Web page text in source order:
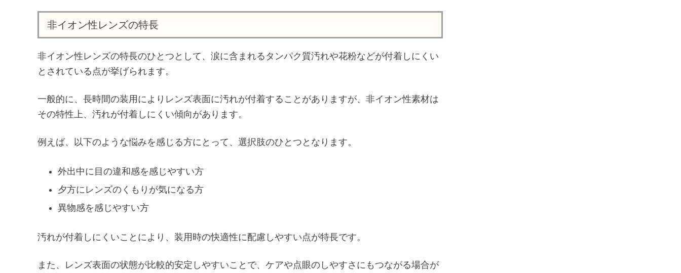
非イオン性レンズの特長
非イオン性レンズの特長のひとつとして、涙に含まれるタンパク質汚れや花粉などが付着しにくい
とされている点が挙げられます。
一般的に、長時間の装用によりレンズ表面に汚れが付着することがありますが、非イオン性素材は
その特性上、汚れが付着しにくい傾向があります。
例えば、以下のような悩みを感じる方にとって、選択肢のひとつとなります。
外出中に目の違和感を感じやすい方
夕方にレンズのくもりが気になる方
異物感を感じやすい方
汚れが付着しにくいことにより、装用時の快適性に配慮しやすい点が特長です。
また、レンズ表面の状態が比較的安定しやすいことで、ケアや点眼のしやすさにもつながる場合が